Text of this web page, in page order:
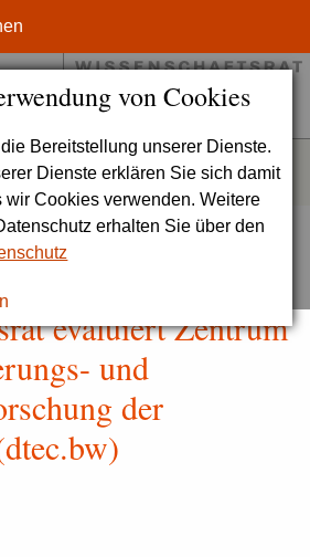
von Cookies
Bereitstellung unserer Dienste.
Dienste erklären Sie sich damit
wir Cookies verwenden. Weitere
erhalten Sie über den
Souveränität
|
evaluiert Zentrum
und
der